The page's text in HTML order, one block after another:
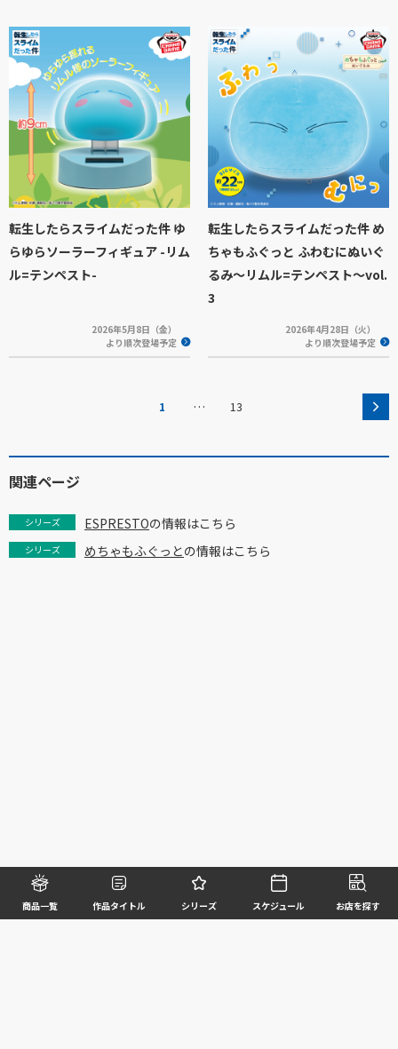
商品一覧 作品タイトル シリーズ スケジュール お店を探す
転生したらスライムだった件 ゆ
らゆらソーラーフィギュア -リム
ル=テンペスト-
2026年5月8日（金）
より順次登場予定
転生したらスライムだった件 め
ちゃもふぐっと ふわむにぬいぐ
るみ～リムル=テンペスト～vol.
3
2026年4月28日（火）
より順次登場予定
1 … 13
関連ページ
シリーズ ESPRESTOの情報はこちら
シリーズ めちゃもふぐっとの情報はこちら